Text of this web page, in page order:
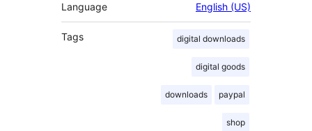
Language English (US)
Tags digital downloads
digital goods
downloads paypal
shop